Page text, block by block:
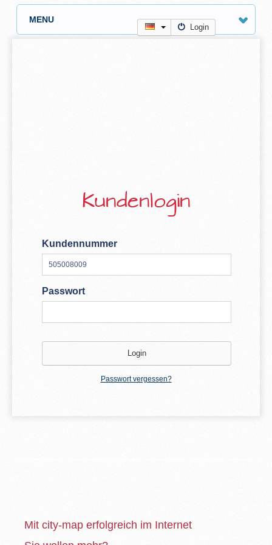
MENU
Login
Kundenlogin
Kundennummer
Passwort
Passwort vergessen?
Mit city-map erfolgreich im Internet